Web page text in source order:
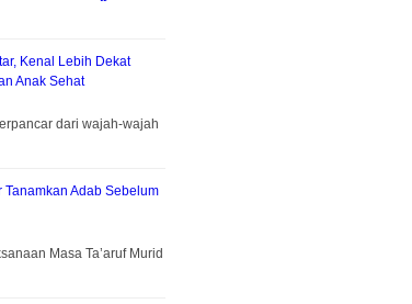
Kenal Lebih Dekat
Anak Sehat
dari wajah-wajah
Tanamkan Adab Sebelum
Masa Ta’aruf Murid